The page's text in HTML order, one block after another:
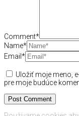
Comment*
Name*
Email*
Uložiť moje meno,
pre moje budúce